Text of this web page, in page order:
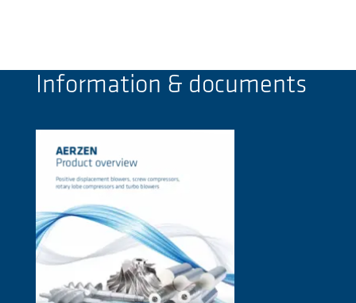
Information & documents